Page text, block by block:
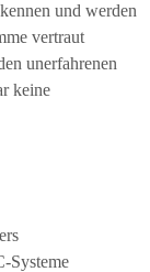
und werden
vertraut
unerfahrenen
keine
Systeme